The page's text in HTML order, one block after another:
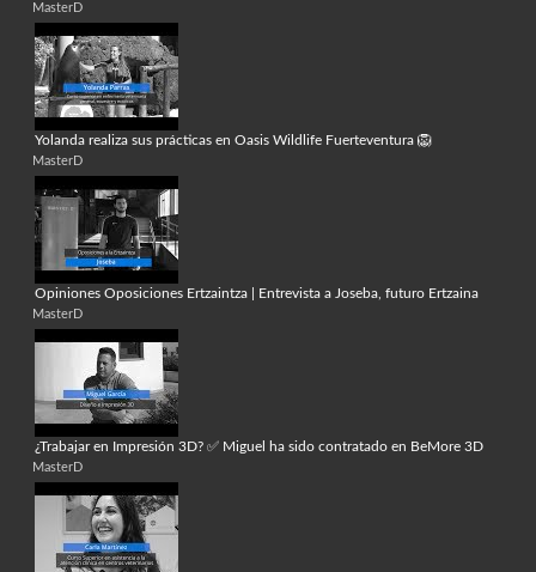
MasterD
Yolanda realiza sus prácticas en Oasis Wildlife Fuerteventura 🦁
MasterD
Opiniones Oposiciones Ertzaintza | Entrevista a Joseba, futuro Ertzaina
MasterD
¿Trabajar en Impresión 3D? ✅ Miguel ha sido contratado en BeMore 3D
MasterD